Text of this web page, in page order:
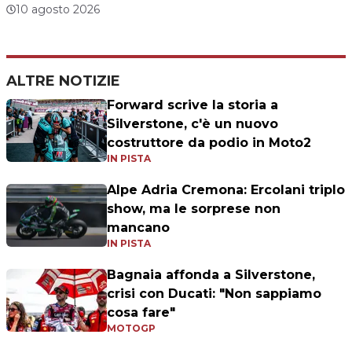
10 agosto 2026
ALTRE NOTIZIE
Forward scrive la storia a
Silverstone, c'è un nuovo
costruttore da podio in Moto2
IN PISTA
Alpe Adria Cremona: Ercolani triplo
show, ma le sorprese non
mancano
IN PISTA
Bagnaia affonda a Silverstone,
crisi con Ducati: "Non sappiamo
cosa fare"
MOTOGP